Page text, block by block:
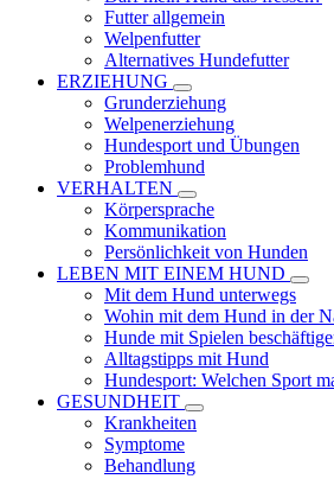
Futter allgemein
Welpenfutter
Alternatives Hundefutter
ERZIEHUNG
Grunderziehung
Welpenerziehung
Hundesport und Übungen
Problemhund
VERHALTEN
Körpersprache
Kommunikation
Persönlichkeit von Hunden
LEBEN MIT EINEM HUND
Mit dem Hund unterwegs
Wohin mit dem Hund in der
Hunde mit Spielen
Alltagstipps mit Hund
Hundesport: Welchen Sport
GESUNDHEIT
Krankheiten
Symptome
Behandlung